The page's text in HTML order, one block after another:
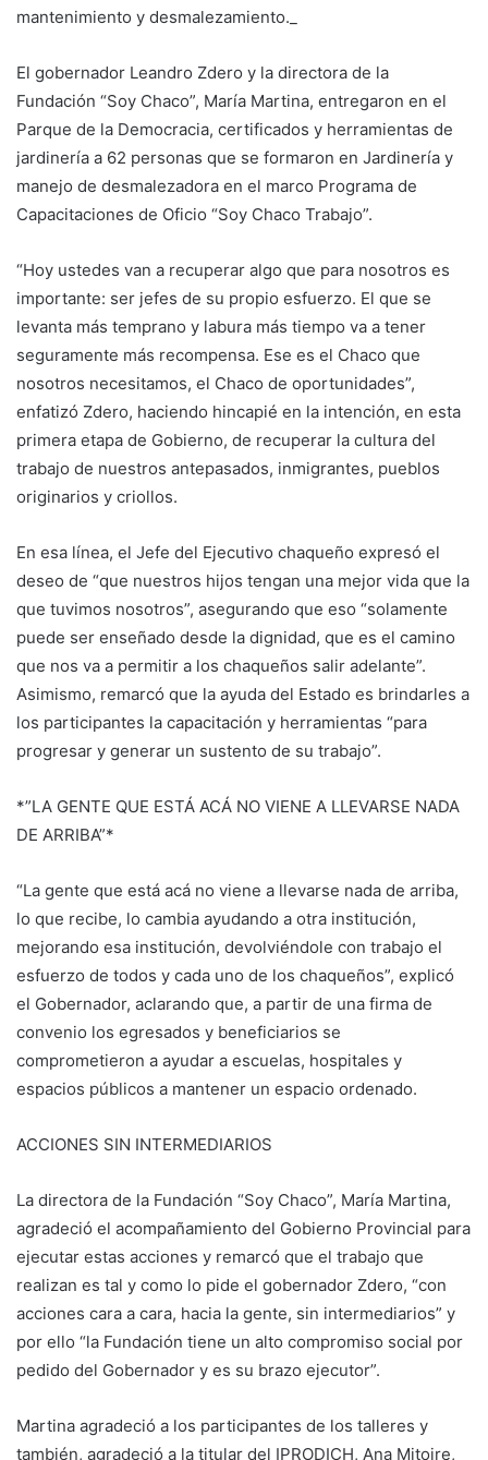
mantenimiento y desmalezamiento._
El gobernador Leandro Zdero y la directora de la
Fundación “Soy Chaco”, María Martina, entregaron en el
Parque de la Democracia, certificados y herramientas de
jardinería a 62 personas que se formaron en Jardinería y
manejo de desmalezadora en el marco Programa de
Capacitaciones de Oficio “Soy Chaco Trabajo”.
“Hoy ustedes van a recuperar algo que para nosotros es
importante: ser jefes de su propio esfuerzo. El que se
levanta más temprano y labura más tiempo va a tener
seguramente más recompensa. Ese es el Chaco que
nosotros necesitamos, el Chaco de oportunidades”,
enfatizó Zdero, haciendo hincapié en la intención, en esta
primera etapa de Gobierno, de recuperar la cultura del
trabajo de nuestros antepasados, inmigrantes, pueblos
originarios y criollos.
En esa línea, el Jefe del Ejecutivo chaqueño expresó el
deseo de “que nuestros hijos tengan una mejor vida que la
que tuvimos nosotros”, asegurando que eso “solamente
puede ser enseñado desde la dignidad, que es el camino
que nos va a permitir a los chaqueños salir adelante”.
Asimismo, remarcó que la ayuda del Estado es brindarles a
los participantes la capacitación y herramientas “para
progresar y generar un sustento de su trabajo”.
*”LA GENTE QUE ESTÁ ACÁ NO VIENE A LLEVARSE NADA
DE ARRIBA”*
“La gente que está acá no viene a llevarse nada de arriba,
lo que recibe, lo cambia ayudando a otra institución,
mejorando esa institución, devolviéndole con trabajo el
esfuerzo de todos y cada uno de los chaqueños”, explicó
el Gobernador, aclarando que, a partir de una firma de
convenio los egresados y beneficiarios se
comprometieron a ayudar a escuelas, hospitales y
espacios públicos a mantener un espacio ordenado.
ACCIONES SIN INTERMEDIARIOS
La directora de la Fundación “Soy Chaco”, María Martina,
agradeció el acompañamiento del Gobierno Provincial para
ejecutar estas acciones y remarcó que el trabajo que
realizan es tal y como lo pide el gobernador Zdero, “con
acciones cara a cara, hacia la gente, sin intermediarios” y
por ello “la Fundación tiene un alto compromiso social por
pedido del Gobernador y es su brazo ejecutor”.
Martina agradeció a los participantes de los talleres y
también, agradeció a la titular del IPRODICH, Ana Mitoire,